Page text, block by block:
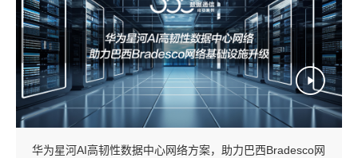
华为星河AI高韧性数据中心网络方案，助力巴西Bradesco网